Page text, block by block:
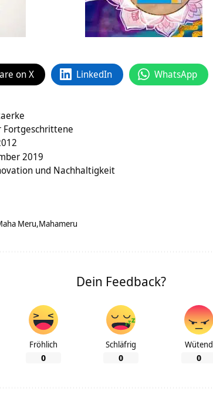
on X LinkedIn WhatsApp
Fortgeschrittene
2019
und Nachhaltigkeit
Meru Mahameru
Dein Feedback?
Fröhlich
0
Schläfrig
0
Wütend
0